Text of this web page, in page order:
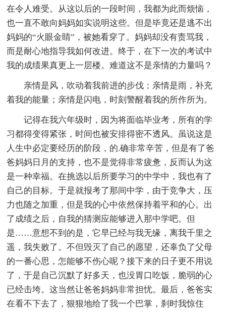
在令人难受。从这以后的一段时间，我都为此而烦恼，
也一直不敢向妈妈如实说明这些。但是毕竟还是逃不出
妈妈的“火眼金睛”，被她看穿了。妈妈却没有责骂我，
而是耐心地指导我如何改进。终于，在下一次的考试中
我的成绩果真更上一层楼。难道这不是亲情的力量吗？
亲情是风，吹动着我前进的步伐；亲情是雨，补充
着我的能量；亲情是闪电，时刻警醒着我的所作所为。
记得在我六年级时，因为将面临毕业考，所有的学
习都得变得紧张，时间也被安排得密不透风。虽说这是
人生中必定要经历的阶段，的.确非常辛苦，但是有了爸
爸妈妈日月的支持，也不是觉得非常疲惫，反而认为这
是一种幸福。在挑选以后所要学习的中学中，我也有了
自己的目标。于是就报考了那间中学，由于竞争大，压
力也随之加重，但是我的心中依然保持着平和的心。出
了成绩之后，自我的猜测应能够进入那中学吧。但
是……意想不到的是，它早已经与我无缘，离我千里之
遥，我失败了。不但毁灭了自己的愿望，还辜负了父母
的一番心思，怎能够不伤心呢？接下来的日子更不用说
了，于是自己沉默了好多天，也没胃口吃饭，脆弱的心
已经击垮。这当然让爸爸妈妈非常担忧。最后，爸爸实
在看不下去了，狠狠地给了我一个巴掌，刹时我惊住